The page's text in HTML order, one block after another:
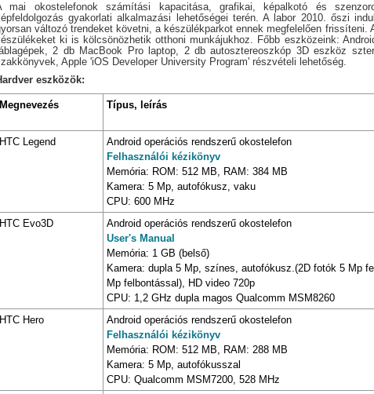
mai okostelefonok számítási kapacitása, grafikai, képalkotó és
gyakorlati alkalmazási lehetőségei terén. A labor 2010. őszi
változó trendeket követni, a készülékparkot ennek megfelelően frissíteni.
ki is kölcsönözhetik otthoni munkájukhoz. Főbb eszközeink:
2 db MacBook Pro laptop, 2 db autosztereoszkóp 3D eszköz
Apple 'iOS Developer University Program' részvételi lehetőség.
eszközök:
Megnevezés Típus, leírás
HTC Legend
Android operációs rendszerű okostelefon
Felhasználói kézikönyv
Memória: ROM: 512 MB, RAM: 384 MB
Kamera: 5 Mp, autofókusz, vaku
CPU: 600 MHz
HTC Evo3D
Android operációs rendszerű okostelefon
User's Manual
Memória: 1 GB (belső)
Kamera: dupla 5 Mp, színes, autofókusz.(2D fotók 5 Mp
Mp felbontással), HD video 720p
CPU: 1,2 GHz dupla magos Qualcomm MSM8260
HTC Hero
Android operációs rendszerű okostelefon
Felhasználói kézikönyv
Memória: ROM: 512 MB, RAM: 288 MB
Kamera: 5 Mp, autofókusszal
CPU: Qualcomm MSM7200, 528 MHz